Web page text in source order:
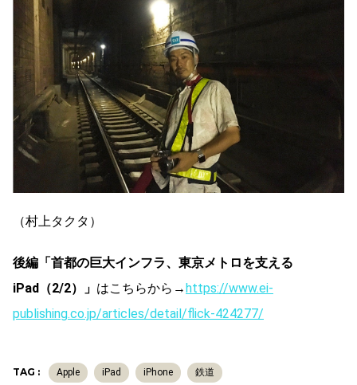
（村上タクタ）
後編「首都の巨大インフラ、東京メトロを支える
iPad（2/2）」 はこちらから→ https://www.ei-
publishing.co.jp/articles/detail/flick-424277/
TAG : Apple iPad iPhone 鉄道